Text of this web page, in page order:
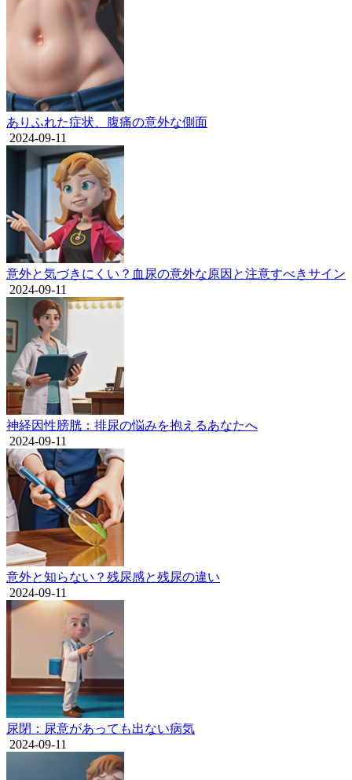
ありふれた症状、腹痛の意外な側面
2024-09-11
意外と気づきにくい？血尿の意外な原因と注意すべきサイン
2024-09-11
神経因性膀胱：排尿の悩みを抱えるあなたへ
2024-09-11
意外と知らない？残尿感と残尿の違い
2024-09-11
尿閉：尿意があっても出ない病気
2024-09-11